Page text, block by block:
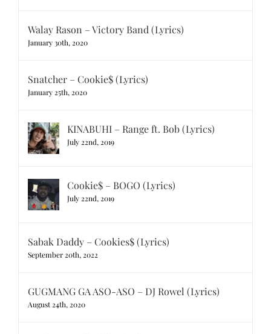
Walay Rason – Victory Band (Lyrics)
January 30th, 2020
Snatcher – Cookie$ (Lyrics)
January 25th, 2020
KINABUHI – Range ft. Bob (Lyrics)
July 22nd, 2019
Cookie$ – BOGO (Lyrics)
July 22nd, 2019
Sabak Daddy – Cookies$ (Lyrics)
September 20th, 2022
GUGMANG GA ASO-ASO – DJ Rowel (Lyrics)
August 24th, 2020